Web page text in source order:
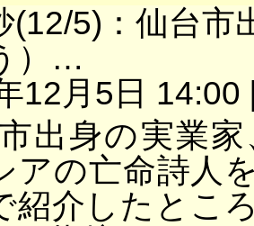
(12/5)：仙台市
）…
12月5日 14:00
出身の実業
アの亡命詩人
紹介したとこ